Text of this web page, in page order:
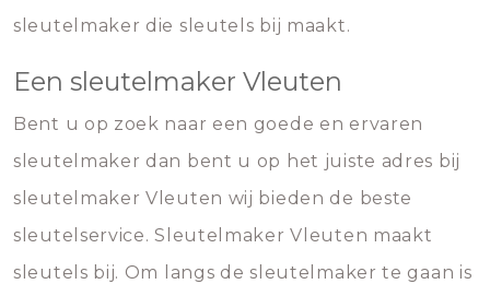
sleutelmaker die sleutels bij maakt.
Een sleutelmaker Vleuten
Bent u op zoek naar een goede en ervaren
sleutelmaker dan bent u op het juiste adres bij
sleutelmaker Vleuten wij bieden de beste
sleutelservice. Sleutelmaker Vleuten maakt
sleutels bij. Om langs de sleutelmaker te gaan is